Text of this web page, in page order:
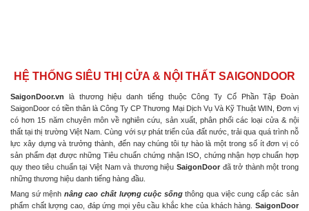
HỆ THỐNG SIÊU THỊ CỬA & NỘI THẤT SAIGONDOOR
SaigonDoor.vn là thương hiệu danh tiếng thuộc Công Ty Cổ Phần Tập Đoàn
SaigonDoor có tiền thân là Công Ty CP Thương Mại Dịch Vụ Và Kỹ Thuật WIN, Đơn vị
có hơn 15 năm chuyên môn về nghiên cứu, sản xuất, phân phối các loại cửa & nội
thất tại thị trường Việt Nam. Cùng với sự phát triển của đất nước, trải qua quá trình nỗ
lực xây dựng và trưởng thành, đến nay chúng tôi tự hào là một trong số ít đơn vị có
sản phẩm đạt được những Tiêu chuẩn chứng nhận ISO, chứng nhận hợp chuẩn hợp
quy theo tiêu chuẩn tại Việt Nam và thương hiệu SaigonDoor đã trở thành một trong
những thương hiệu danh tiếng hàng đầu.
Mang sứ mệnh nâng cao chất lượng cuộc sốngthông qua việc cung cấp các sản
phẩm chất lượng cao, đáp ứng mọi yêu cầu khắc khe của khách hàng. SaigonDoor